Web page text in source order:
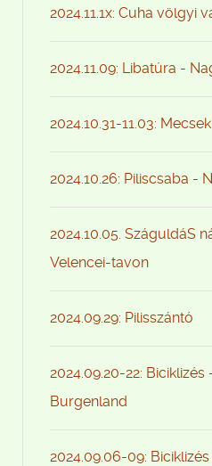
2024.11.1x: Cuha völgyi
2024.11.09: Libatúra -
2024.10.31-11.03: Mecsek
2024.10.26: Piliscsaba -
2024.10.05. SzáguldáS
Velencei-tavon
2024.09.29: Pilisszántó
2024.09.20-22: Biciklizés
Burgenland
2024.09.06-09: